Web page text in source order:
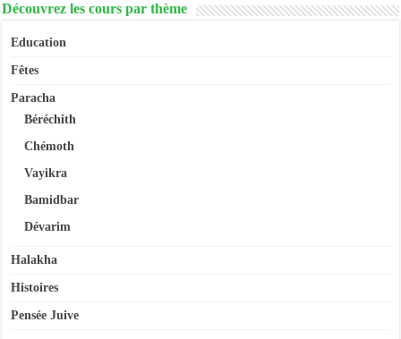
Découvrez les cours par thème
Education
Fêtes
Paracha
Béréchith
Chémoth
Vayikra
Bamidbar
Dévarim
Halakha
Histoires
Pensée Juive